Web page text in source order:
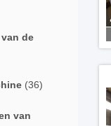
de
(36)
van